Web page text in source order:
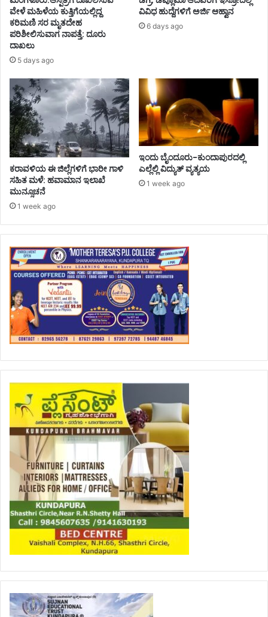
ವೇಳೆ ಮಹಿಳೆಯ ಕುತ್ತಿಗೆಯಲ್ಲಿದ್ದ
ಕರಿಮಣಿ ಸರ ಮೃತದೇಹ
ಪರಿಶೀಲಿಸುವಾಗ ನಾಪತ್ತೆ: ದೂರು
ದಾಖಲು
5 days ago
ವಿವಿಧ ಹುದ್ದೆಗಳಿಗೆ ಅರ್ಜಿ ಆಹ್ವಾನ
6 days ago
ಕರಾವಳಿಯ ಈ ಜಿಲ್ಲೆಗಳಿಗೆ ಭಾರೀ ಗಾಳಿ
ಸಹಿತ ಮಳೆ: ಹವಾಮಾನ ಇಲಾಖೆ
ಮುನ್ಸೂಚನೆ
1 week ago
ಇಂದು ಬೈಂದೂರು-ಕುಂದಾಪುರದಲ್ಲಿ
ಎಲ್ಲೆಲ್ಲಿ ವಿದ್ಯುತ್‌ ವ್ಯತ್ಯಯ
1 week ago